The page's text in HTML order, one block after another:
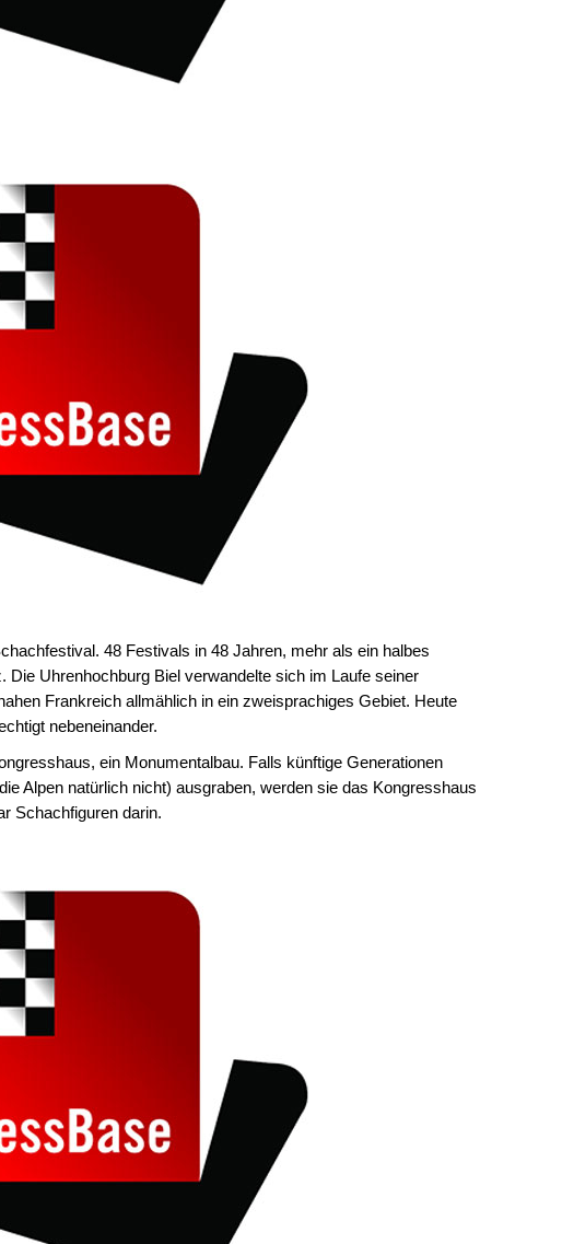
48 Festivals in 48 Jahren, mehr als ein halbes
Uhrenhochburg Biel verwandelte sich im Laufe seiner
Frankreich allmählich in ein zweisprachiges Gebiet. Heute
nebeneinander.
ein Monumentalbau. Falls künftige Generationen
Alpen natürlich nicht) ausgraben, werden sie das Kongresshaus
Schachfiguren darin.